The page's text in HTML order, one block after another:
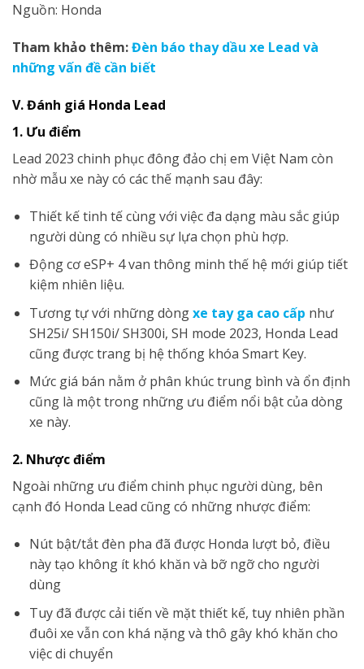
Nguồn: Honda
Tham khảo thêm:Đèn báo thay dầu xe Lead và
những vấn đề cần biết
V. Đánh giá Honda Lead
1. Ưu điểm
Lead 2023 chinh phục đông đảo chị em Việt Nam còn
nhờ mẫu xe này có các thế mạnh sau đây:
Thiết kế tinh tế cùng với việc đa dạng màu sắc giúp
người dùng có nhiều sự lựa chọn phù hợp.
Động cơ eSP+ 4 van thông minh thế hệ mới giúp tiết
kiệm nhiên liệu.
Tương tự với những dòngxe tay ga cao cấp như
SH25i/ SH150i/ SH300i, SH mode 2023, Honda Lead
cũng được trang bị hệ thống khóa Smart Key.
Mức giá bán nằm ở phân khúc trung bình và ổn định
cũng là một trong những ưu điểm nổi bật của dòng
xe này.
2. Nhược điểm
Ngoài những ưu điểm chinh phục người dùng, bên
cạnh đó Honda Lead cũng có những nhược điểm:
Nút bật/tắt đèn pha đã được Honda lượt bỏ, điều
này tạo không ít khó khăn và bỡ ngỡ cho người
dùng
Tuy đã được cải tiến về mặt thiết kế, tuy nhiên phần
đuôi xe vẫn con khá nặng và thô gây khó khăn cho
việc di chuyển